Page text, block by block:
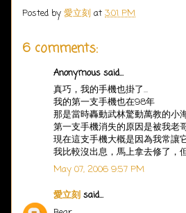
Posted by 愛立刻 at 3:01 PM
6 comments:
Anonymous said...
真巧，我的手機也掛了...
我的第一支手機也在98年
那是當時轟動武林驚動萬教的小海
第一支手機消失的原因是被我老
現在這支手機大概是因為我常讓
我比較沒出息，馬上拿去修了，
May 07, 2006 9:57 PM
愛立刻 said...